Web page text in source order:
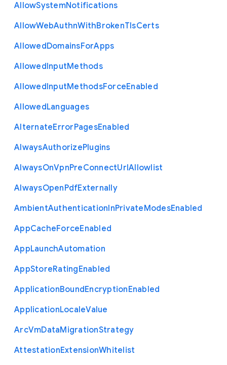
AllowSystemNotifications
AllowWebAuthnWithBrokenTlsCerts
AllowedDomainsForApps
AllowedInputMethods
AllowedInputMethodsForceEnabled
AllowedLanguages
AlternateErrorPagesEnabled
AlwaysAuthorizePlugins
AlwaysOnVpnPreConnectUrlAllowlist
AlwaysOpenPdfExternally
AmbientAuthenticationInPrivateModesEnabled
AppCacheForceEnabled
AppLaunchAutomation
AppStoreRatingEnabled
ApplicationBoundEncryptionEnabled
ApplicationLocaleValue
ArcVmDataMigrationStrategy
AttestationExtensionWhitelist